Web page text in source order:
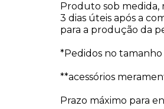
Produto sob medida,
3 dias úteis após a
para a produção da
*Pedidos no
**acessórios
Prazo máximo para